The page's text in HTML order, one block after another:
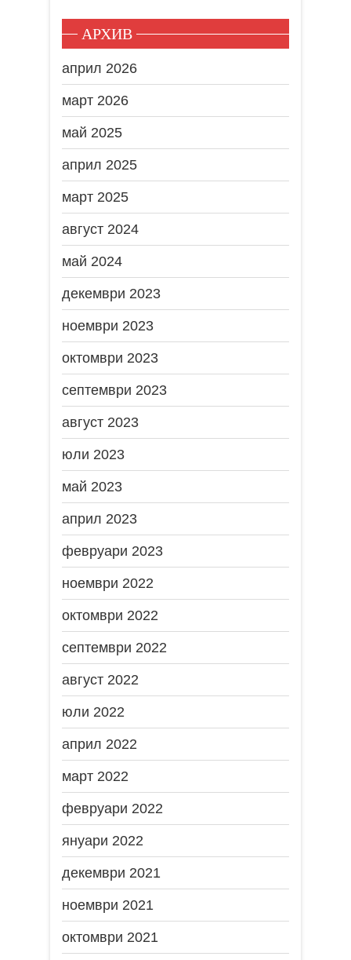
АРХИВ
април 2026
март 2026
май 2025
април 2025
март 2025
август 2024
май 2024
декември 2023
ноември 2023
октомври 2023
септември 2023
август 2023
юли 2023
май 2023
април 2023
февруари 2023
ноември 2022
октомври 2022
септември 2022
август 2022
юли 2022
април 2022
март 2022
февруари 2022
януари 2022
декември 2021
ноември 2021
октомври 2021